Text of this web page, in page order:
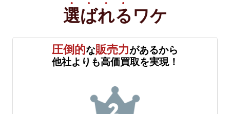
選ばれる ワケ
圧倒的な販売力があるから
他社よりも高価買取を実現！